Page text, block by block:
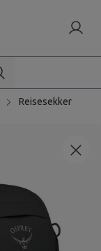
Reisesekker